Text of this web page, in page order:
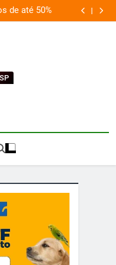
de até 50% Guaraná